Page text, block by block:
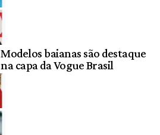
Modelos baianas são destaque
na capa da Vogue Brasil